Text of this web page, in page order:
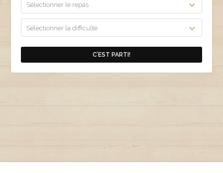
Sélectionner le repas
Sélectionner la difficulté